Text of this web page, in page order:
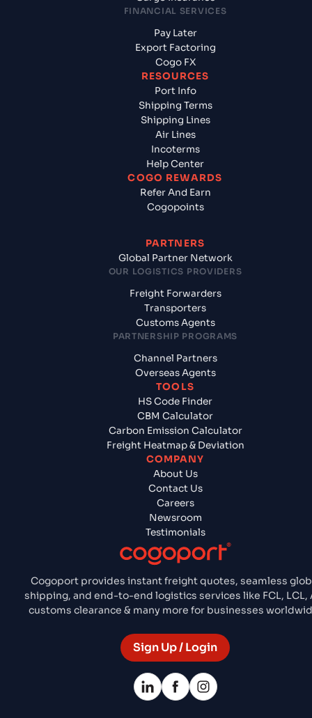
Cogoport provides instant freight quotes, seamless
shipping, and end-to-end logistics services like FCL, LCL,
customs clearance & many more for businesses
Sign Up / Login
FINANCIAL SERVICES
Pay Later
Export Factoring
Cogo FX
RESOURCES
Port Info
Shipping Terms
Shipping Lines
Air Lines
Incoterms
Help Center
COGO REWARDS
Refer And Earn
Cogopoints
PARTNERS
Global Partner Network
OUR LOGISTICS PROVIDERS
Freight Forwarders
Transporters
Customs Agents
PARTNERSHIP PROGRAMS
Channel Partners
Overseas Agents
TOOLS
HS Code Finder
CBM Calculator
Carbon Emission Calculator
Freight Heatmap & Deviation
COMPANY
About Us
Contact Us
Careers
Newsroom
Testimonials